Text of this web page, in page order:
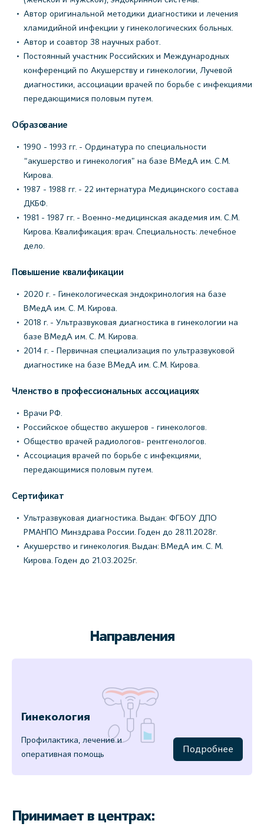
Автор оригинальной методики диагностики и лечения
хламидийной инфекции у гинекологических больных.
Автор и соавтор 38 научных работ.
Постоянный участник Российских и Международных
конференций по Акушерству и гинекологии, Лучевой
диагностики, ассоциации врачей по борьбе с инфекциями
передающимися половым путем.
Образование
1990 - 1993 гг. - Ординатура по специальности
“акушерство и гинекология” на базе ВМедА им. С.М.
Кирова.
1987 - 1988 гг. - 22 интернатура Медицинского состава
ДКБФ.
1981 - 1987 гг. - Военно-медицинская академия им. С.М.
Кирова. Квалификация: врач. Специальность: лечебное
дело.
Повышение квалификации
2020 г. - Гинекологическая эндокринология на базе
ВМедА им. С. М. Кирова.
2018 г. - Ультразвуковая диагностика в гинекологии на
базе ВМедА им. С. М. Кирова.
2014 г. - Первичная специализация по ультразвуковой
диагностике на базе ВМедА им. С.М. Кирова.
Членство в профессиональных ассоциациях
Врачи РФ.
Российское общество акушеров - гинекологов.
Общество врачей радиологов- рентгенологов.
Ассоциация врачей по борьбе с инфекциями,
передающимися половым путем.
Сертификат
Ультразвуковая диагностика. Выдан: ФГБОУ ДПО
РМАНПО Минздрава России. Годен до 28.11.2028г.
Акушерство и гинекология. Выдан: ВМедА им. С. М.
Кирова. Годен до 21.03.2025г.
Направления
Гинекология
Профилактика, лечение и
оперативная помощь
Подробнее
Принимает в центрах: